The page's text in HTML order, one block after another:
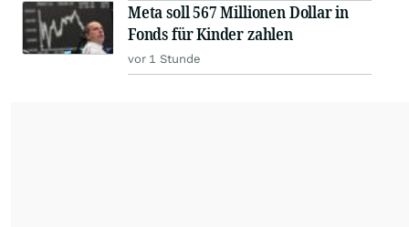
Meta soll 567 Millionen Dollar in
Fonds für Kinder zahlen
vor 1 Stunde